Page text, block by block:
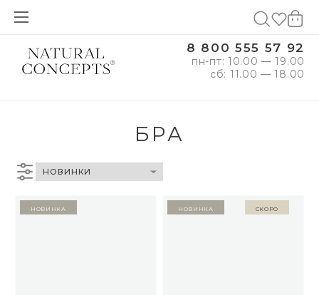
8 800 555 57 92
пн-пт: 10.00 — 19.00
сб: 11.00 — 18.00
БРА
Новинка Новинка Скоро